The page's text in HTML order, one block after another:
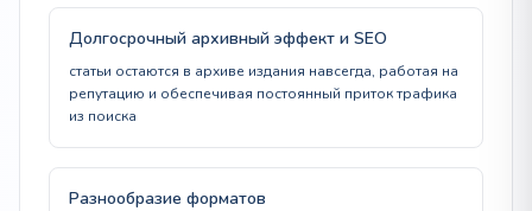
Долгосрочный архивный эффект и SEO
статьи остаются в архиве издания навсегда, работая на
репутацию и обеспечивая постоянный приток трафика
из поиска
Разнообразие форматов